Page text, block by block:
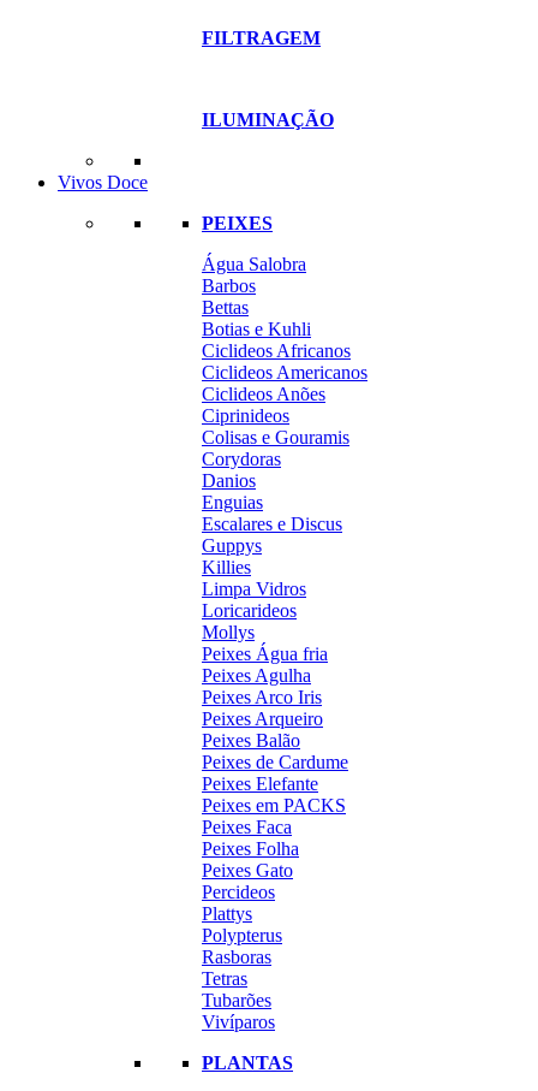
FILTRAGEM
ILUMINAÇÃO
Vivos Doce
PEIXES
Água Salobra
Barbos
Bettas
Botias e Kuhli
Ciclideos Africanos
Ciclideos Americanos
Ciclideos Anões
Ciprinideos
Colisas e Gouramis
Corydoras
Danios
Enguias
Escalares e Discus
Guppys
Killies
Limpa Vidros
Loricarideos
Mollys
Peixes Água fria
Peixes Agulha
Peixes Arco Iris
Peixes Arqueiro
Peixes Balão
Peixes de Cardume
Peixes Elefante
Peixes em PACKS
Peixes Faca
Peixes Folha
Peixes Gato
Percideos
Plattys
Polypterus
Rasboras
Tetras
Tubarões
Vivíparos
PLANTAS